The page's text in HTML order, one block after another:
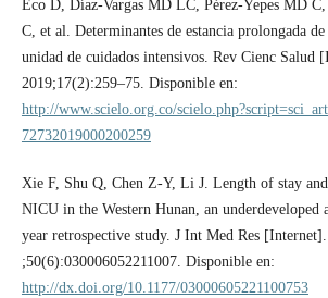
Eco D, Díaz-Vargas MD LC, Pérez-Yepes MD
C, et al. Determinantes de estancia prolongada de
unidad de cuidados intensivos. Rev Cienc Salud
2019;17(2):259–75. Disponible en:
http://www.scielo.org.co/
72732019000200259
Xie F, Shu Q, Chen Z-Y, Li J. Length of stay
NICU in the Western Hunan, an underdeveloped
year retrospective study. J Int Med Res
;50(6):030006052211007. Disponible en:
http://dx.doi.org/10.1177/03000605221100753